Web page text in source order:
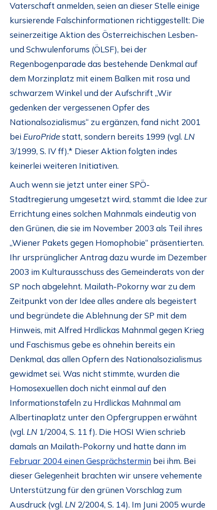
Vaterschaft anmelden, seien an dieser Stelle einige
kursierende Falschinformationen richtiggestellt: Die
seinerzeitige Aktion des Österreichischen Lesben-
und Schwulenforums (ÖLSF), bei der
Regenbogenparade das bestehende Denkmal auf
dem Morzinplatz mit einem Balken mit rosa und
schwarzem Winkel und der Aufschrift „Wir
gedenken der vergessenen Opfer des
Nationalsozialismus“ zu ergänzen, fand nicht 2001
bei EuroPridestatt, sondern bereits 1999 (vgl. LN
3/1999, S. IV ff).* Dieser Aktion folgten indes
keinerlei weiteren Initiativen.
Auch wenn sie jetzt unter einer SPÖ-
Stadtregierung umgesetzt wird, stammt die Idee zur
Errichtung eines solchen Mahnmals eindeutig von
den Grünen, die sie im November 2003 als Teil ihres
„Wiener Pakets gegen Homophobie“ präsentierten.
Ihr ursprünglicher Antrag dazu wurde im Dezember
2003 im Kulturausschuss des Gemeinderats von der
SP noch abgelehnt. Mailath-Pokorny war zu dem
Zeitpunkt von der Idee alles andere als begeistert
und begründete die Ablehnung der SP mit dem
Hinweis, mit Alfred Hrdlickas Mahnmal gegen Krieg
und Faschismus gebe es ohnehin bereits ein
Denkmal, das allen Opfern des Nationalsozialismus
gewidmet sei. Was nicht stimmte, wurden die
Homosexuellen doch nicht einmal auf den
Informationstafeln zu Hrdlickas Mahnmal am
Albertinaplatz unter den Opfergruppen erwähnt
(vgl. LN 1/2004, S. 11 f). Die HOSI Wien schrieb
damals an Mailath-Pokorny und hatte dann im
Februar 2004 einen Gesprächstermin bei ihm. Bei
dieser Gelegenheit brachten wir unsere vehemente
Unterstützung für den grünen Vorschlag zum
Ausdruck (vgl. LN 2/2004, S. 14). Im Juni 2005 wurde